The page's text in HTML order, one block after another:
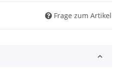
Frage zum Artikel